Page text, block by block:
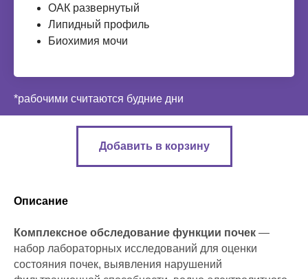
ОАК развернутый
Липидный профиль
Биохимия мочи
*рабочими считаются будние дни
Добавить в корзину
Описание
Комплексное обследование функции почек —
набор лабораторных исследований для оценки
состояния почек, выявления нарушений